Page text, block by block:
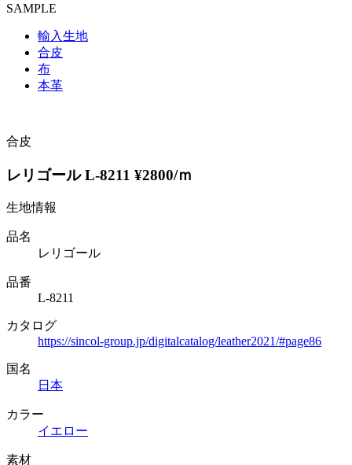
SAMPLE
輸入生地
合皮
布
本革
合皮
レリゴール L-8211 ¥2800/ｍ
生地情報
品名
レリゴール
品番
L-8211
カタログ
https://sincol-group.jp/digitalcatalog/leather2021/#page86
国名
日本
カラー
イエロー
素材